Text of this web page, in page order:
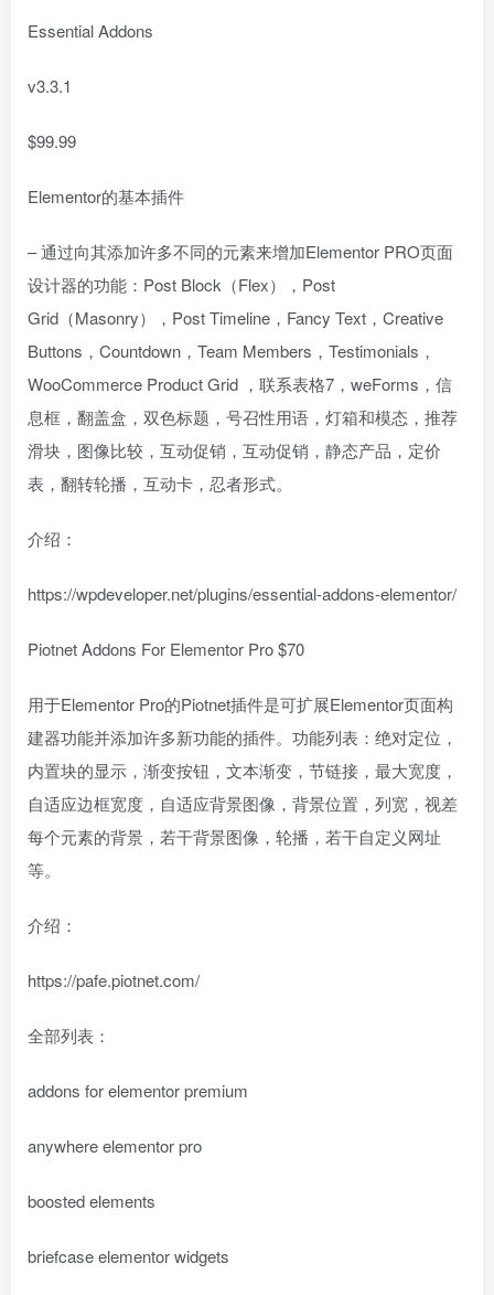
Essential Addons
v3.3.1
$99.99
Elementor的基本插件
– 通过向其添加许多不同的元素来增加Elementor PRO页面
设计器的功能：Post Block（Flex），Post
Grid（Masonry），Post Timeline，Fancy Text，Creative
Buttons，Countdown，Team Members，Testimonials，
WooCommerce Product Grid ，联系表格7，weForms，信
息框，翻盖盒，双色标题，号召性用语，灯箱和模态，推荐
滑块，图像比较，互动促销，互动促销，静态产品，定价
表，翻转轮播，互动卡，忍者形式。
介绍：
https://wpdeveloper.net/plugins/essential-addons-elementor/
Piotnet Addons For Elementor Pro $70
用于Elementor Pro的Piotnet插件是可扩展Elementor页面构
建器功能并添加许多新功能的插件。功能列表：绝对定位，
内置块的显示，渐变按钮，文本渐变，节链接，最大宽度，
自适应边框宽度，自适应背景图像，背景位置，列宽，视差
每个元素的背景，若干背景图像，轮播，若干自定义网址
等。
介绍：
https://pafe.piotnet.com/
全部列表：
addons for elementor premium
anywhere elementor pro
boosted elements
briefcase elementor widgets